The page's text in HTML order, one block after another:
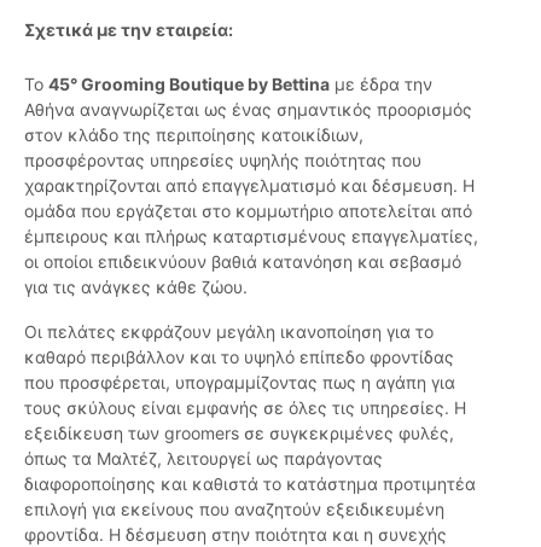
Σχετικά με την εταιρεία:
Το 45° Grooming Boutique by Bettina με έδρα την
Αθήνα αναγνωρίζεται ως ένας σημαντικός προορισμός
στον κλάδο της περιποίησης κατοικίδιων,
προσφέροντας υπηρεσίες υψηλής ποιότητας που
χαρακτηρίζονται από επαγγελματισμό και δέσμευση. Η
ομάδα που εργάζεται στο κομμωτήριο αποτελείται από
έμπειρους και πλήρως καταρτισμένους επαγγελματίες,
οι οποίοι επιδεικνύουν βαθιά κατανόηση και σεβασμό
για τις ανάγκες κάθε ζώου.
Οι πελάτες εκφράζουν μεγάλη ικανοποίηση για το
καθαρό περιβάλλον και το υψηλό επίπεδο φροντίδας
που προσφέρεται, υπογραμμίζοντας πως η αγάπη για
τους σκύλους είναι εμφανής σε όλες τις υπηρεσίες. Η
εξειδίκευση των groomers σε συγκεκριμένες φυλές,
όπως τα Μαλτέζ, λειτουργεί ως παράγοντας
διαφοροποίησης και καθιστά το κατάστημα προτιμητέα
επιλογή για εκείνους που αναζητούν εξειδικευμένη
φροντίδα. Η δέσμευση στην ποιότητα και η συνεχής